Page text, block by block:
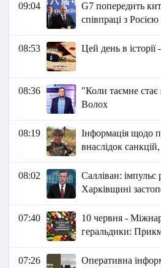
09:04
G7 попередить
співпраці з
08:53 Цей день в історії
08:36
"Коли таємне
Волох
08:19
Інформація щодо
внаслідок
08:02
Салліван: імпульс
Харківщині
07:40
10 червня -
геральдики:
07:26
Оперативна